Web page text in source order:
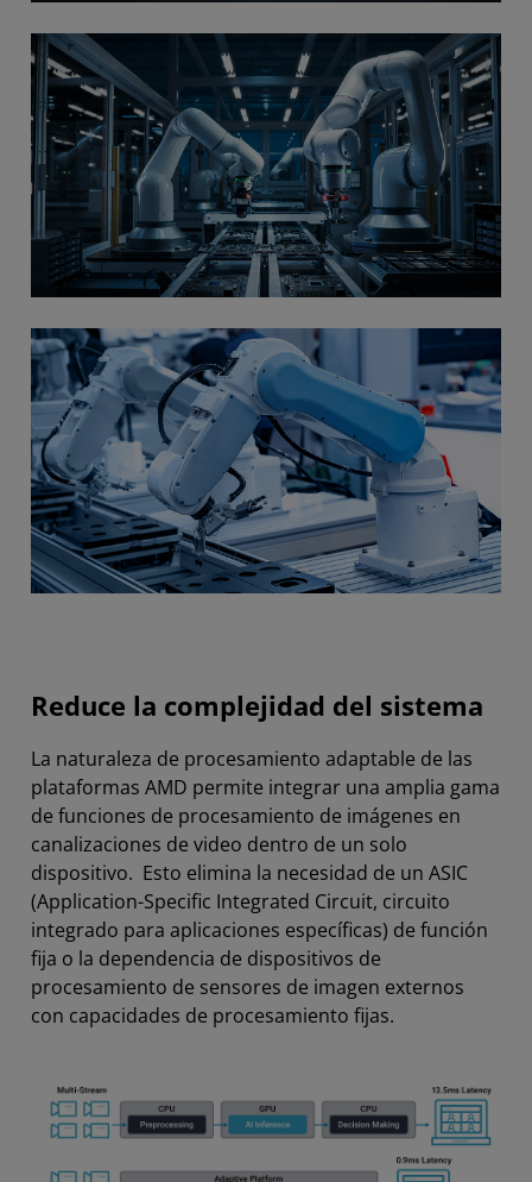
Reduce la complejidad del sistema
La naturaleza de procesamiento adaptable de las
plataformas AMD permite integrar una amplia gama
de funciones de procesamiento de imágenes en
canalizaciones de video dentro de un solo
dispositivo. Esto elimina la necesidad de un ASIC
(Application-Specific Integrated Circuit, circuito
integrado para aplicaciones específicas) de función
fija o la dependencia de dispositivos de
procesamiento de sensores de imagen externos
con capacidades de procesamiento fijas.